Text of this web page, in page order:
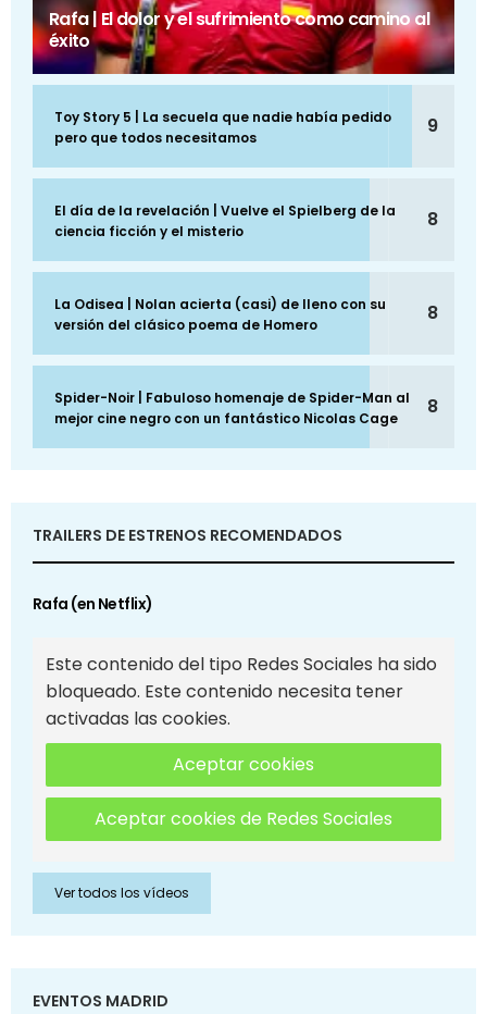
Rafa | El dolor y el sufrimiento como camino al
éxito
Toy Story 5 | La secuela que nadie había pedido
pero que todos necesitamos
9
El día de la revelación | Vuelve el Spielberg de la
ciencia ficción y el misterio
8
La Odisea | Nolan acierta (casi) de lleno con su
versión del clásico poema de Homero
8
Spider-Noir | Fabuloso homenaje de Spider-Man al
mejor cine negro con un fantástico Nicolas Cage
8
TRAILERS DE ESTRENOS RECOMENDADOS
Rafa (en Netflix)
Este contenido del tipo Redes Sociales ha sido
bloqueado. Este contenido necesita tener
activadas las cookies.
Aceptar cookies
Aceptar cookies de Redes Sociales
Ver todos los vídeos
EVENTOS MADRID